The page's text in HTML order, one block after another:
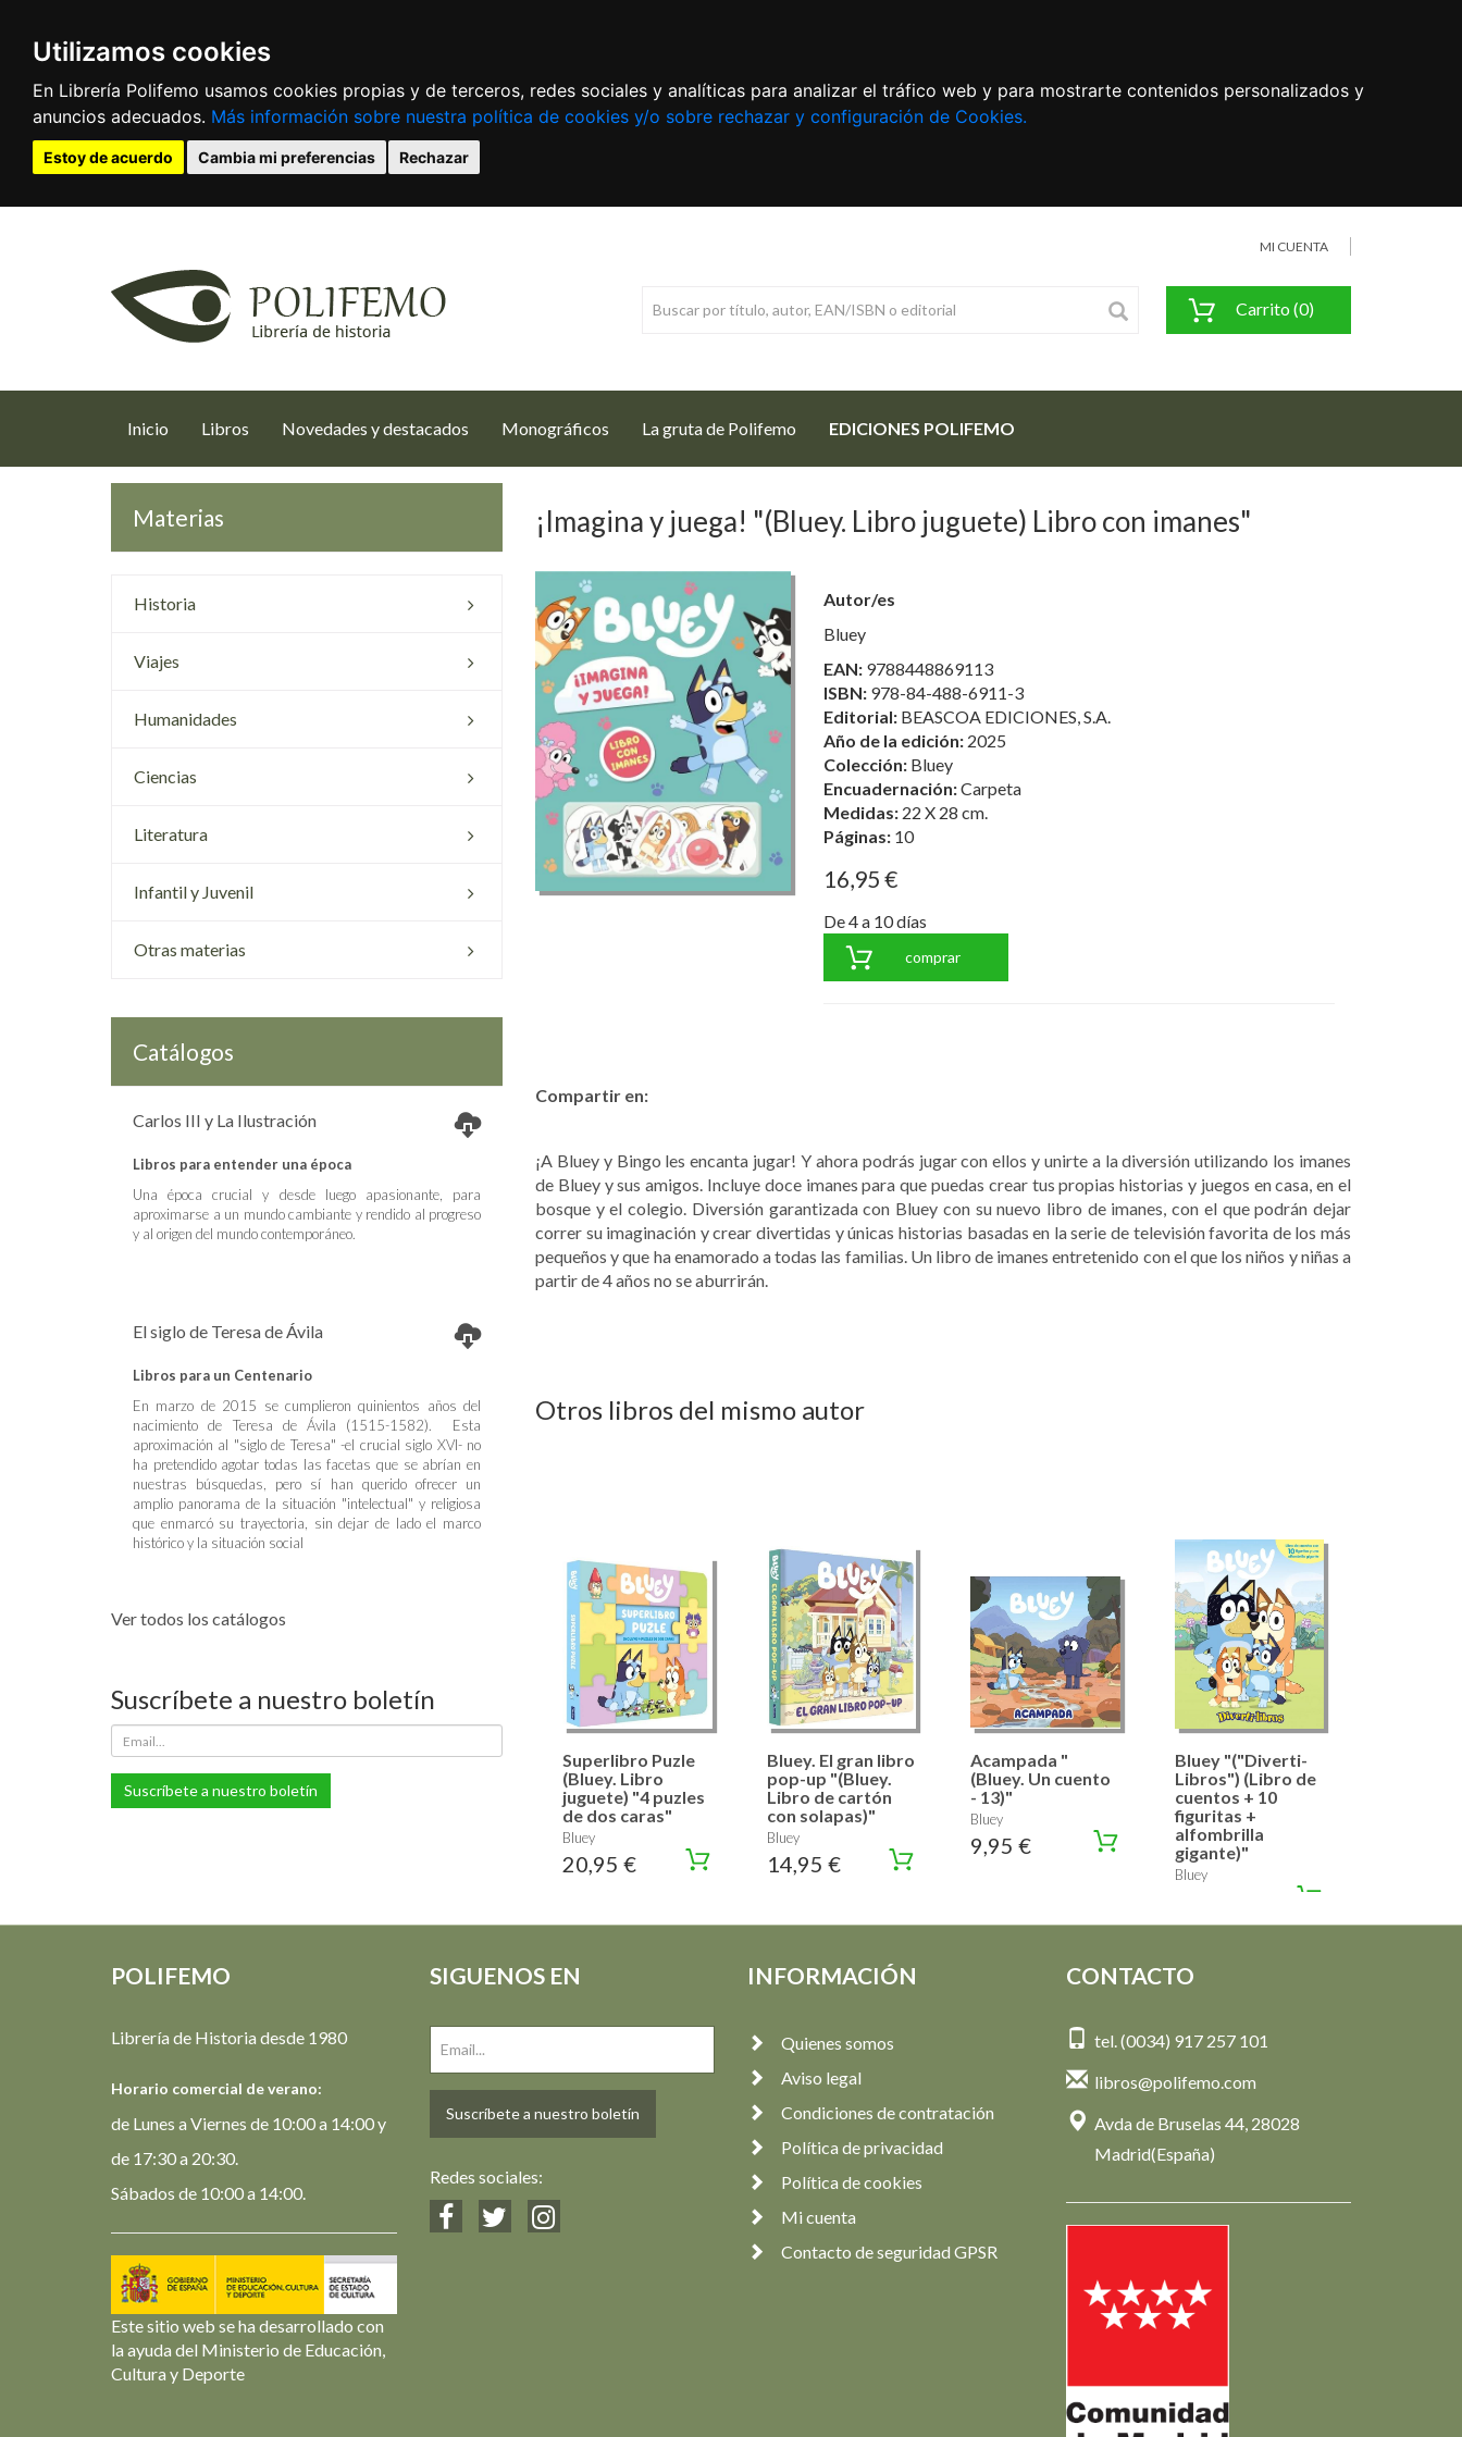
Utilizamos cookies
En Librería Polifemo usamos cookies propias y de terceros, redes sociales y analíticas para analizar el tráfico web y para mostrarte contenidos personalizados y
anuncios adecuados. Más información sobre nuestra política de cookies y/o sobre rechazar y configuración de Cookies.
Estoy de acuerdo Cambia mi preferencias Rechazar
MI CUENTA
Carrito (0)
Inicio (current)
Libros Novedades y destacados Monográficos La gruta de Polifemo EDICIONES POLIFEMO
Materias
Historia
Viajes
Humanidades
Ciencias
Literatura
Infantil y Juvenil
Otras materias
Catálogos
Carlos III y La Ilustración
Libros para entender una época
Una época crucial y desde luego apasionante, para
aproximarse a un mundo cambiante y rendido al progreso
y al origen del mundo contemporáneo.
El siglo de Teresa de Ávila
Libros para un Centenario
En marzo de 2015 se cumplieron quinientos años del
nacimiento de Teresa de Ávila (1515-1582). Esta
aproximación al "siglo de Teresa" -el crucial siglo XVI- no
ha pretendido agotar todas las facetas que se abrían en
nuestras búsquedas, pero sí han querido ofrecer un
amplio panorama de la situación "intelectual" y religiosa
que enmarcó su trayectoria, sin dejar de lado el marco
histórico y la situación social
Ver todos los catálogos
Suscríbete a nuestro boletín
Suscríbete a nuestro boletín
¡Imagina y juega! "(Bluey. Libro juguete) Libro con imanes"
Autor/es
Bluey
EAN: 9788448869113
ISBN: 978-84-488-6911-3
Editorial: BEASCOA EDICIONES, S.A.
Año de la edición: 2025
Colección: Bluey
Encuadernación:Carpeta
Medidas: 22 X 28 cm.
Páginas: 10
16,95 €
De 4 a 10 días
comprar
Compartir en:
¡A Bluey y Bingo les encanta jugar! Y ahora podrás jugar con ellos y unirte a la diversión utilizando los imanes
de Bluey y sus amigos. Incluye doce imanes para que puedas crear tus propias historias y juegos en casa, en el
bosque y el colegio. Diversión garantizada con Bluey con su nuevo libro de imanes, con el que podrán dejar
correr su imaginación y crear divertidas y únicas historias basadas en la serie de televisión favorita de los más
pequeños y que ha enamorado a todas las familias. Un libro de imanes entretenido con el que los niños y niñas a
partir de 4 años no se aburrirán.
Otros libros del mismo autor
Superlibro Puzle
(Bluey. Libro
juguete) "4 puzles
de dos caras"
Bluey
20,95 €
Bluey. El gran libro
pop-up "(Bluey.
Libro de cartón
con solapas)"
Bluey
14,95 €
Acampada "
(Bluey. Un cuento
- 13)"
Bluey
9,95 €
Bluey "("Diverti-
Libros") (Libro de
cuentos + 10
figuritas +
alfombrilla
gigante)"
Bluey
POLIFEMO
Librería de Historia desde 1980
Horario comercial de verano:
de Lunes a Viernes de 10:00 a 14:00 y
de 17:30 a 20:30.
Sábados de 10:00 a 14:00.
Este sitio web se ha desarrollado con
la ayuda del Ministerio de Educación,
Cultura y Deporte
SIGUENOS EN
Suscríbete a nuestro boletín
Redes sociales:
INFORMACIÓN
Quienes somos
Aviso legal
Condiciones de contratación
Política de privacidad
Política de cookies
Mi cuenta
Contacto de seguridad GPSR
CONTACTO
tel. (0034) 917 257 101
libros@polifemo.com
Avda de Bruselas 44, 28028
Madrid(España)